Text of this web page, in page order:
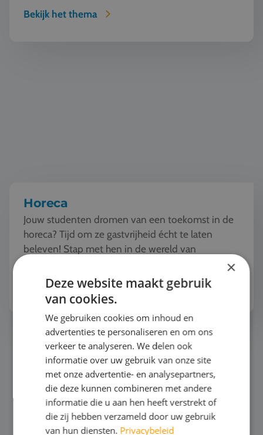
razendsnel. Tijde...
Bekijk het thema
Horeca
Jouw studenten dromen van een toekomst in de
horeca? Tijd om ze gastvrijheid écht te laten
beleven! Stap met hen in de wereld van
kunstvorm wordt. Van w...
Bekijk het thema
×
Deze website maakt gebruik
van cookies.
We gebruiken cookies om inhoud en
advertenties te personaliseren en om ons
verkeer te analyseren. We delen ook
informatie over uw gebruik van onze site
met onze advertentie- en analysepartners,
die deze kunnen combineren met andere
informatie die u aan hen heeft verstrekt of
die zij hebben verzameld door uw gebruik
van hun diensten. Privacybeleid